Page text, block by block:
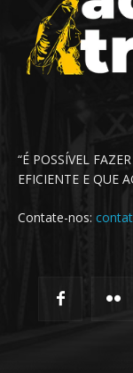
“É POSSÍVEL
EFICIENTE E QUE
Contate-nos: